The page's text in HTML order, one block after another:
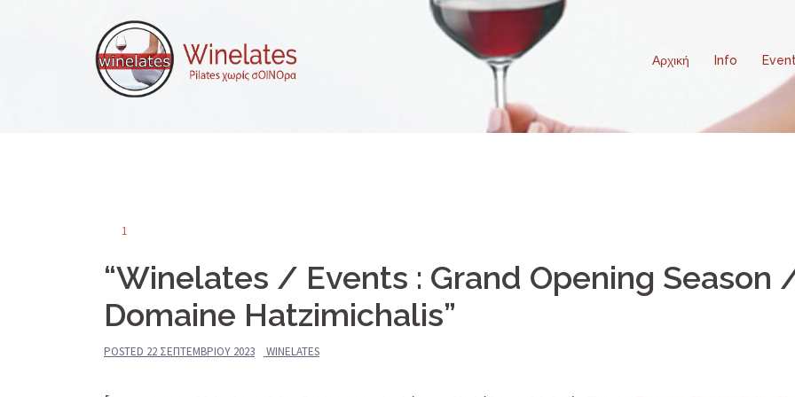
Αρχική Info
1
“Winelates / Events : Grand Opening Season
Domaine Hatzimichalis”
POSTED 22 ΣΕΠΤΕΜΒΡΊΟΥ 2023 WINELATES